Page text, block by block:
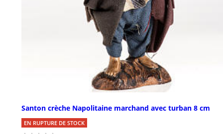
Santon crèche Napolitaine marchand avec turban 8 cm
EN RUPTURE DE STOCK